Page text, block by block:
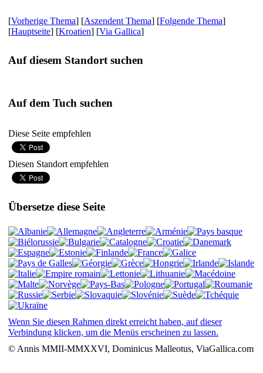
[Vorherige Thema] [Aszendent Thema] [Folgende Thema]
[Hauptseite] [Kroatien] [Via Gallica]
Auf diesem Standort suchen
Auf dem Tuch suchen
Diese Seite empfehlen
Diesen Standort empfehlen
Übersetze diese Seite
Wenn Sie diesen Rahmen direkt erreicht haben, auf dieser
Verbindung klicken, um die Menüs erscheinen zu lassen.
© Annis MMII-MMXXVI, Dominicus Malleotus, ViaGallica.com